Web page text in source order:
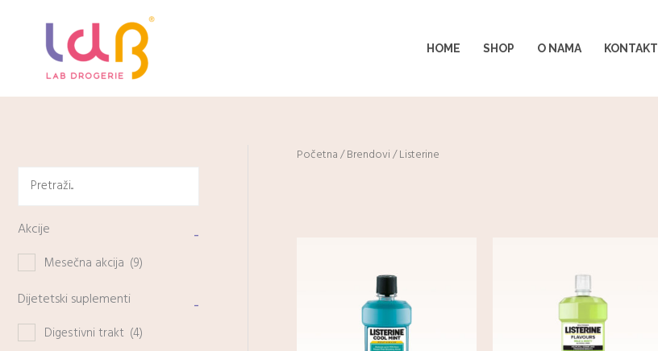
HOME SHOP O NAMA KONTAKT
Akcije -
Mesečna akcija (9)
Dijetetski suplementi -
Digestivni trakt (4)
Početna/Brendovi/ Listerine